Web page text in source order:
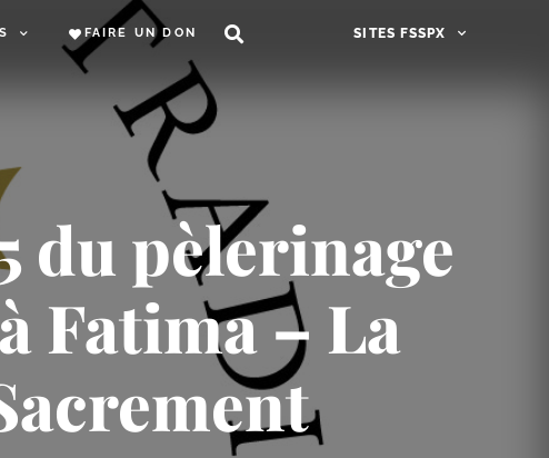
FAIRE UN DON SITES FSSPX
du pèlerinage
Fatima – La